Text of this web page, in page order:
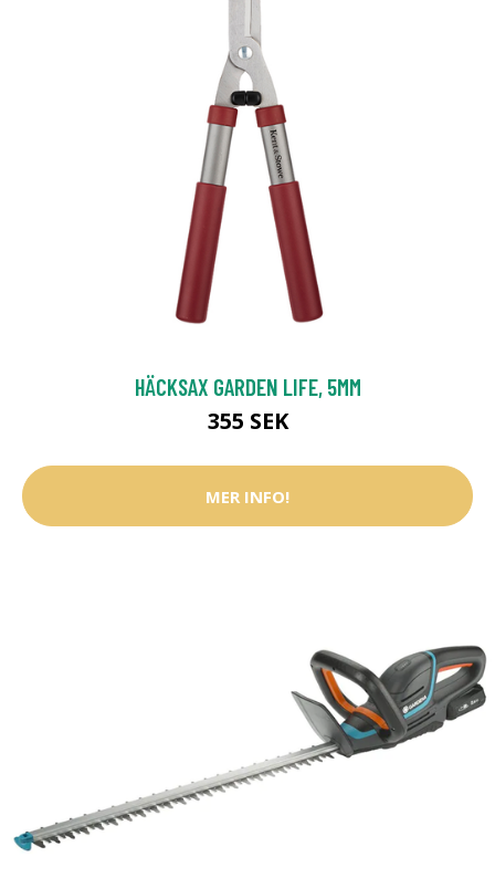
HÄCKSAX GARDEN LIFE, 5MM
355 SEK
MER INFO!